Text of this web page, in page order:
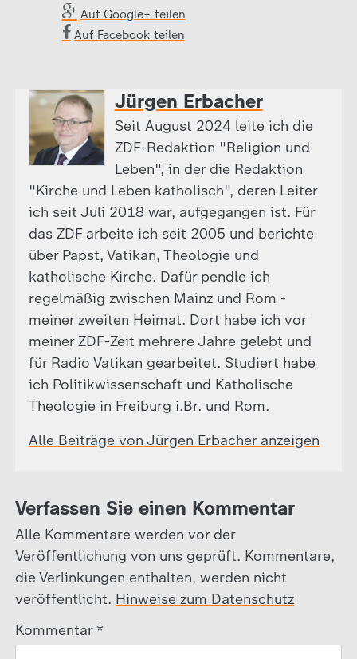
Auf Google+ teilen
Auf Facebook teilen
Jürgen Erbacher
Seit August 2024 leite ich die
ZDF-Redaktion "Religion und
Leben", in der die Redaktion
"Kirche und Leben katholisch", deren Leiter
ich seit Juli 2018 war, aufgegangen ist. Für
das ZDF arbeite ich seit 2005 und berichte
über Papst, Vatikan, Theologie und
katholische Kirche. Dafür pendle ich
regelmäßig zwischen Mainz und Rom -
meiner zweiten Heimat. Dort habe ich vor
meiner ZDF-Zeit mehrere Jahre gelebt und
für Radio Vatikan gearbeitet. Studiert habe
ich Politikwissenschaft und Katholische
Theologie in Freiburg i.Br. und Rom.
Alle Beiträge von Jürgen Erbacher anzeigen
Verfassen Sie einen Kommentar
Alle Kommentare werden vor der
Veröffentlichung von uns geprüft. Kommentare,
die Verlinkungen enthalten, werden nicht
veröffentlicht. Hinweise zum Datenschutz
Kommentar *